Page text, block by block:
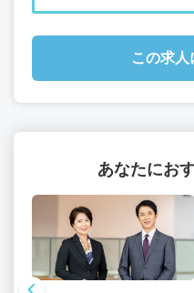
この求人
あなたにお